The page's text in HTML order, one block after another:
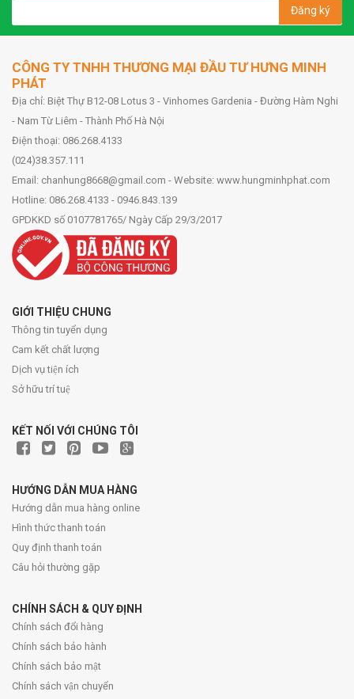
Đăng ký
CÔNG TY TNHH THƯƠNG MẠI ĐẦU TƯ HƯNG MINH
PHÁT
Địa chỉ: Biệt Thự B12-08 Lotus 3 - Vinhomes Gardenia - Đường Hàm Nghi
- Nam Từ Liêm - Thành Phố Hà Nội
Điện thoại: 086.268.4133
(024)38.357.111
Email: chanhung8668@gmail.com - Website: www.hungminhphat.com
Hotline: 086.268.4133 - 0946.843.139
GPDKKD số 0107781765/ Ngày Cấp 29/3/2017
GIỚI THIỆU CHUNG
Thông tin tuyển dụng
Cam kết chất lượng
Dịch vụ tiện ích
Sở hữu trí tuệ
KẾT NỐI VỚI CHÚNG TÔI
HƯỚNG DẪN MUA HÀNG
Hướng dẫn mua hàng online
Hình thức thanh toán
Quy định thanh toán
Câu hỏi thường gặp
CHÍNH SÁCH & QUY ĐỊNH
Chính sách đổi hàng
Chính sách bảo hành
Chính sách bảo mật
Chính sách vận chuyển